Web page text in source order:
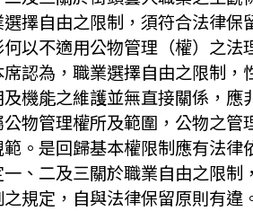
擇自由之限制，須符合法律保
以不適用公物管理（權）之法
認為，職業選擇自由之限制，
機能之維護並無直接關係，應
物管理權所及範圍，公物之管
。是回歸基本權限制應有法律
、二及三關於職業自由之限制
規定，自與法律保留原則有違